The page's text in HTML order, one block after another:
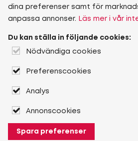
dina preferenser samt för
anpassa annonser.
Läs mer i vår
Du kan ställa in följande cookies:
Nödvändiga cookies
Preferenscookies
Analys
Annonscookies
Spara preferenser